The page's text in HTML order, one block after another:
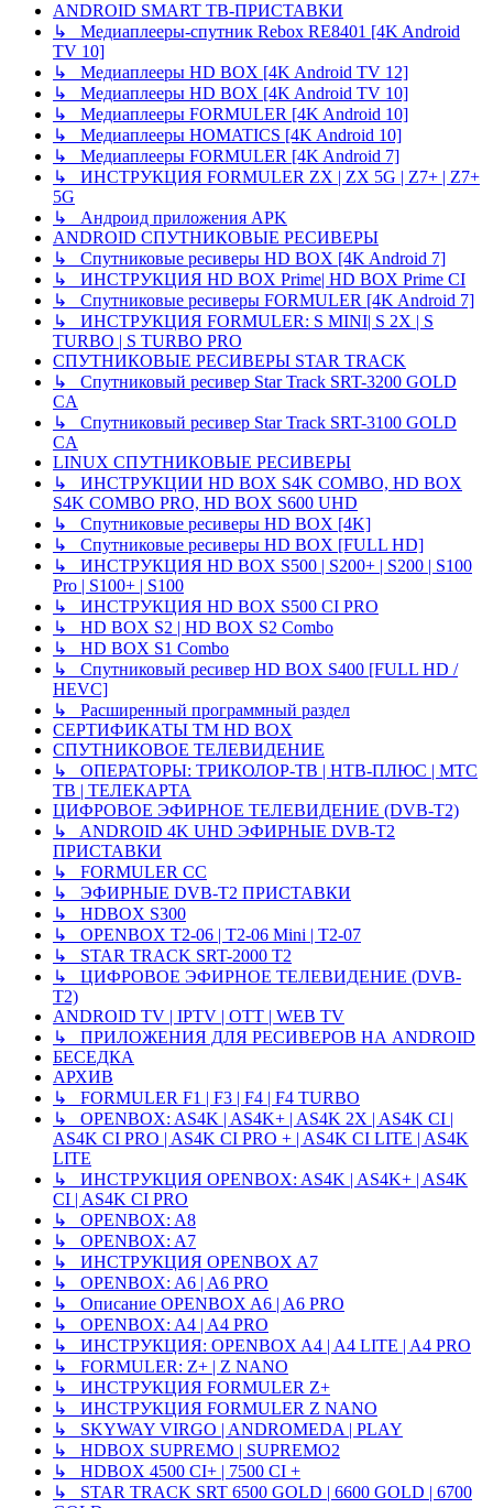
ANDROID SMART ТВ-ПРИСТАВКИ
↳ Медиаплееры-спутник Rebox RE8401 [4K Android
TV 10]
↳ Медиаплееры HD BOX [4K Android TV 12]
↳ Медиаплееры HD BOX [4K Android TV 10]
↳ Медиаплееры FORMULER [4K Android 10]
↳ Медиаплееры HOMATICS [4K Android 10]
↳ Медиаплееры FORMULER [4K Android 7]
↳ ИНСТРУКЦИЯ FORMULER ZX | ZX 5G | Z7+ | Z7+
5G
↳ Андроид приложения APK
ANDROID СПУТНИКОВЫЕ РЕСИВЕРЫ
↳ Спутниковые ресиверы HD BOX [4K Android 7]
↳ ИНСТРУКЦИЯ HD BOX Prime| HD BOX Prime CI
↳ Спутниковые ресиверы FORMULER [4K Android 7]
↳ ИНСТРУКЦИЯ FORMULER: S MINI| S 2X | S
TURBO | S TURBO PRO
СПУТНИКОВЫЕ РЕСИВЕРЫ STAR TRACK
↳ Спутниковый ресивер Star Track SRT-3200 GOLD
CA
↳ Спутниковый ресивер Star Track SRT-3100 GOLD
CA
LINUX СПУТНИКОВЫЕ РЕСИВЕРЫ
↳ ИНСТРУКЦИИ HD BOX S4K COMBO, HD BOX
S4K COMBO PRO, HD BOX S600 UHD
↳ Спутниковые ресиверы HD BOX [4K]
↳ Спутниковые ресиверы HD BOX [FULL HD]
↳ ИНСТРУКЦИЯ HD BOX S500 | S200+ | S200 | S100
Pro | S100+ | S100
↳ ИНСТРУКЦИЯ HD BOX S500 CI PRO
↳ HD BOX S2 | HD BOX S2 Combo
↳ HD BOX S1 Combo
↳ Спутниковый ресивер HD BOX S400 [FULL HD /
HEVC]
↳ Расширенный программный раздел
СЕРТИФИКАТЫ TM HD BOX
СПУТНИКОВОЕ ТЕЛЕВИДЕНИЕ
↳ ОПЕРАТОРЫ: ТРИКОЛОР-ТВ | НТВ-ПЛЮС | МТС
ТВ | ТЕЛЕКАРТА
ЦИФРОВОЕ ЭФИРНОЕ ТЕЛЕВИДЕНИЕ (DVB-T2)
↳ ANDROID 4K UHD ЭФИРНЫЕ DVB-T2
ПРИСТАВКИ
↳ FORMULER CC
↳ ЭФИРНЫЕ DVB-T2 ПРИСТАВКИ
↳ HDBOX S300
↳ OPENBOX T2-06 | T2-06 Mini | T2-07
↳ STAR TRACK SRT-2000 T2
↳ ЦИФРОВОЕ ЭФИРНОЕ ТЕЛЕВИДЕНИЕ (DVB-
T2)
ANDROID TV | IPTV | OTT | WEB TV
↳ ПРИЛОЖЕНИЯ ДЛЯ РЕСИВЕРОВ НА ANDROID
БЕСЕДКА
АРХИВ
↳ FORMULER F1 | F3 | F4 | F4 TURBO
↳ OPENBOX: AS4K | AS4K+ | AS4K 2X | AS4K CI |
AS4K CI PRO | AS4K CI PRO + | AS4K CI LITE | AS4K
LITE
↳ ИНСТРУКЦИЯ OPENBOX: AS4K | AS4K+ | AS4K
CI | AS4K CI PRO
↳ OPENBOX: A8
↳ OPENBOX: A7
↳ ИНСТРУКЦИЯ OPENBOX A7
↳ OPENBOX: A6 | A6 PRO
↳ Описание OPENBOX A6 | A6 PRO
↳ OPENBOX: A4 | A4 PRO
↳ ИНСТРУКЦИЯ: OPENBOX A4 | A4 LITE | A4 PRO
↳ FORMULER: Z+ | Z NANO
↳ ИНСТРУКЦИЯ FORMULER Z+
↳ ИНСТРУКЦИЯ FORMULER Z NANO
↳ SKYWAY VIRGO | ANDROMEDA | PLAY
↳ HDBOX SUPREMO | SUPREMO2
↳ HDBOX 4500 CI+ | 7500 CI +
↳ STAR TRACK SRT 6500 GOLD | 6600 GOLD | 6700